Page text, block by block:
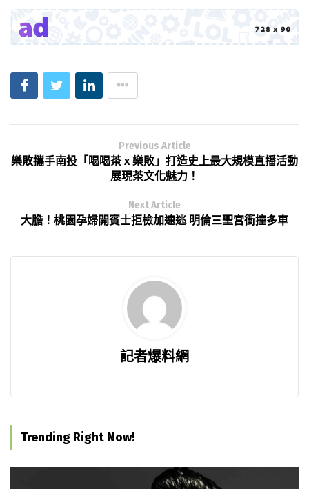
Previous Article
樂敗攜手南投「喝喝茶 x 樂敗」打造史上最大規模直播活動
展現茶文化魅力！
Next Article
大膽！桃園孕婦開賓士拒檢加速逃 明倫三聖宮衝撞多車
記者爆料網
Trending Right Now!